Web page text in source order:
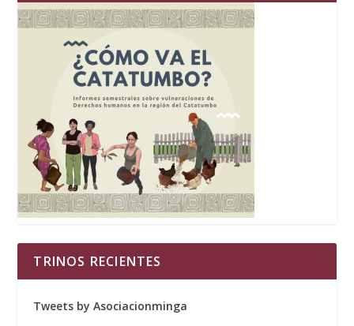
TRINOS RECIENTES
Tweets by Asociacionminga